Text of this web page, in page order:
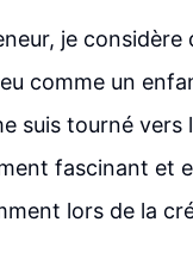
je
comme un
suis tourné
fascinant et
lors de la